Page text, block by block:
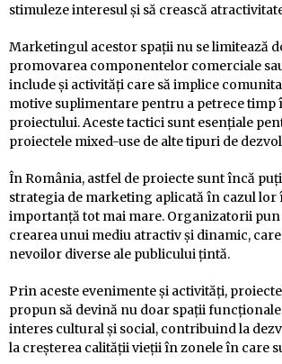
stimuleze interesul și să crească
Marketingul acestor spații nu se limitează
promovarea componentelor comerciale
include și activități care să implice
motive suplimentare pentru a petrece timp
proiectului. Aceste tactici sunt esențiale
proiectele mixed-use de alte tipuri de
În România, astfel de proiecte sunt încă
strategia de marketing aplicată în cazul lor
importanță tot mai mare. Organizatorii pun
crearea unui mediu atractiv și dinamic,
nevoilor diverse ale publicului țintă.
Prin aceste evenimente și activități,
propun să devină nu doar spații
interes cultural și social, contribuind la
la creșterea calității vieții în zonele în care